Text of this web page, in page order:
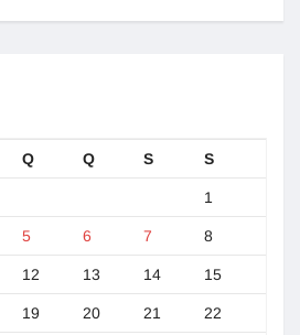
Q Q S S
1
5 6 7 8
12 13 14 15
19 20 21 22